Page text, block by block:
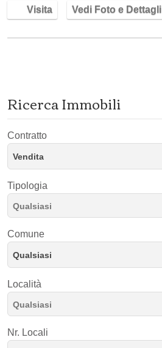
Visita Vedi Foto e Dettagli
Ricerca Immobili
Contratto
Vendita
Tipologia
Comune
Qualsiasi
Località
Nr. Locali